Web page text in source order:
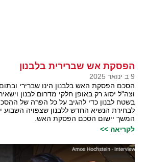
הפסקת אש שברירית בלבנון
9 ב ינואר 2025
וצה"ל יסוג רק באופן חלקי מדרום לבנון
בשטח לבנון כדי להגיב על כל הפרה של
לבחירת הנשיא החדש ללבנון שצפויה
המשך יישום הסכם הפסקת האש.
לקריאה >>